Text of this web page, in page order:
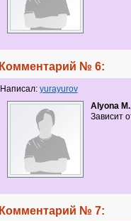
Комментарий № 6:
Написал: yurayurov
Alyona M.
Зависит
Комментарий № 7: